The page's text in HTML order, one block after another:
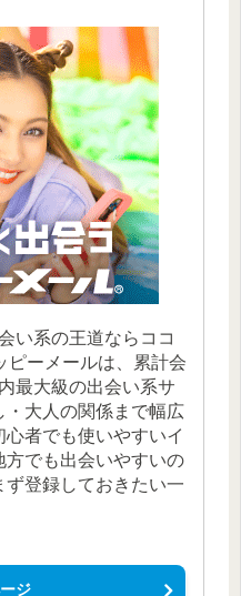
い系の王道ならココ
ピーメールは、累計会
最大級の出会い系サ
・大人の関係まで幅広
者でも使いやすいイ
方でも出会いやすいの
ず登録しておきたい一
ジ